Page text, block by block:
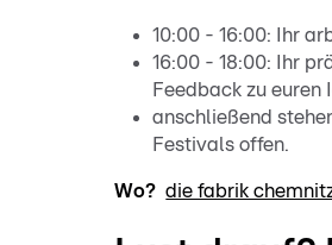
10:00 - 16:00: Ihr
16:00 - 18:00: Ihr
Feedback zu euren
anschließend
Festivals offen.
Wo? die fabrik